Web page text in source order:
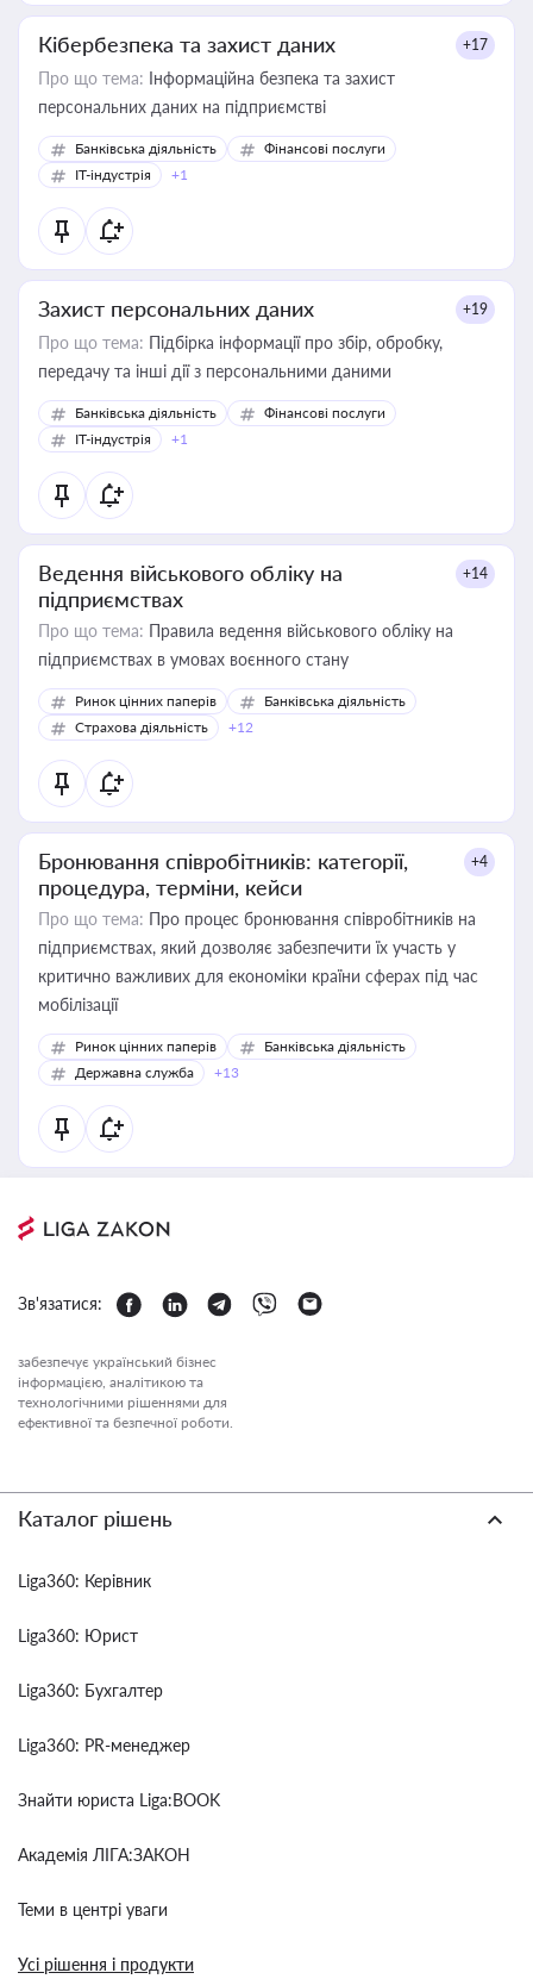
Кібербезпека та захист даних +17
Про що тема: Інформаційна безпека та захист
персональних даних на підприємстві
Банківська діяльність
Фінансові послуги
IT-індустрія
+1
Захист персональних даних +19
Про що тема: Підбірка інформації про збір, обробку,
передачу та інші дії з персональними даними
Банківська діяльність
Фінансові послуги
IT-індустрія
+1
Ведення військового обліку на
підприємствах
+14
Про що тема: Правила ведення військового обліку на
підприємствах в умовах воєнного стану
Ринок цінних паперів
Банківська діяльність
Страхова діяльність
+12
Бронювання співробітників: категорії,
процедура, терміни, кейси
+4
Про що тема: Про процес бронювання співробітників на
підприємствах, який дозволяє забезпечити їх участь у
критично важливих для економіки країни сферах під час
мобілізації
Ринок цінних паперів
Банківська діяльність
Державна служба
+13
Зв'язатися:
забезпечує український бізнес
інформацією, аналітикою та
технологічними рішеннями для
ефективної та безпечної роботи.
Каталог рішень
Liga360: Керівник
Liga360: Юрист
Liga360: Бухгалтер
Liga360: PR-менеджер
Знайти юриста Liga:BOOK
Академія ЛІГА:ЗАКОН
Теми в центрі уваги
Усі рішення і продукти